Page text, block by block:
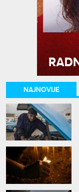
NAJNOVIJE